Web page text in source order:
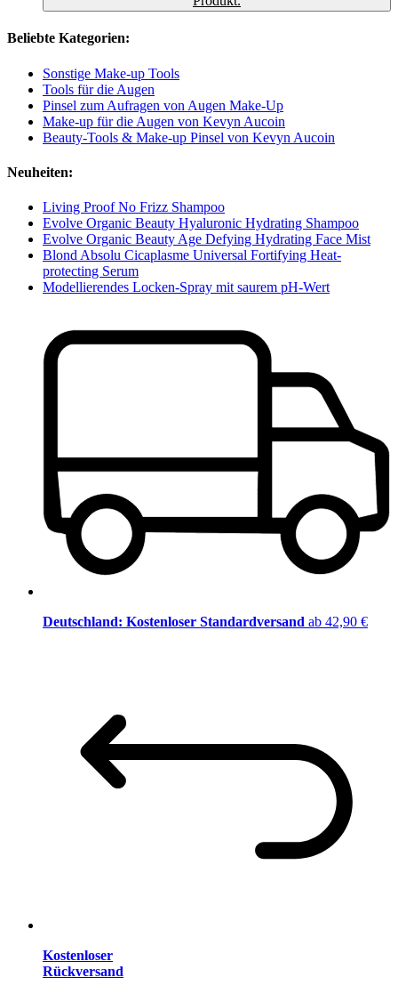
Beliebte Kategorien:
Sonstige Make-up Tools
Tools für die Augen
Pinsel zum Aufragen von Augen Make-Up
Make-up für die Augen von Kevyn Aucoin
Beauty-Tools & Make-up Pinsel von Kevyn Aucoin
Neuheiten:
Living Proof No Frizz Shampoo
Evolve Organic Beauty Hyaluronic Hydrating Shampoo
Evolve Organic Beauty Age Defying Hydrating Face Mist
Blond Absolu Cicaplasme Universal Fortifying Heat-
protecting Serum
Modellierendes Locken-Spray mit saurem pH-Wert
Deutschland: Kostenloser Standardversand ab 42,90 €
Kostenloser
Rückversand